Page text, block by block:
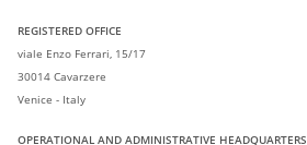
REGISTERED OFFICE
viale Enzo Ferrari, 15/17
30014 Cavarzere
Venice - Italy
OPERATIONAL AND ADMINISTRATIVE HEADQUARTERS